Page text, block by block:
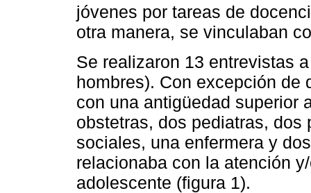
jóvenes por tareas de
otra manera, se vinculaban
Se realizaron 13 entrevistas
hombres). Con excepción de
con una antigüedad superior
obstetras, dos pediatras,
sociales, una enfermera y
relacionaba con la atención
adolescente (figura 1).